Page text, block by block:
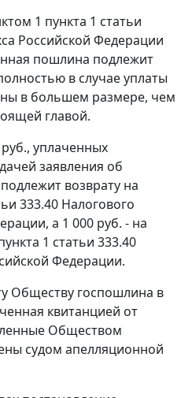
1 пункта 1 статьи
Российской Федерации
пошлина подлежит
в случае уплаты
в большем размере, чем
главой.
уплаченных
заявления об
возврату на
333.40 Налогового
а 1 000 руб. - на
1 статьи 333.40
Федерации.
Обществу госпошлина в
квитанцией от
Обществом
судом апелляционной